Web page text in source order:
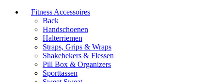
Fitness Accessoires
Back
Handschoenen
Halterriemen
Straps, Grips & Wraps
Shakebekers & Flessen
Pill Box & Organizers
Sporttassen